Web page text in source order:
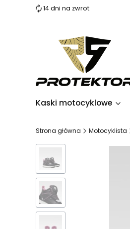
14 dni na zwrot
Kaski motocyklowe
Strona główna Motocyklista